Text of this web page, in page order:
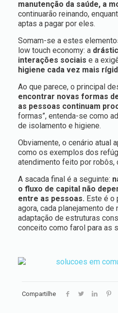
manutenção da saúde, a
continuarão reinando,
aptas a pagar por eles.
Somam-se a estes
low touch economy: a
interações sociais e a
higiene cada vez mais
Ao que parece, o principal
encontrar novas formas
as pessoas continuam
formas”, entenda-se como
de isolamento e higiene.
Obviamente, o cenário atual
como os exemplos dos
atendimento feito por robôs,
A sacada final é a seguinte:
o fluxo de capital não
entre as pessoas. Este é o
agora, cada planejamento de
adaptação de estruturas
conceito como farol para as
Compartilhe